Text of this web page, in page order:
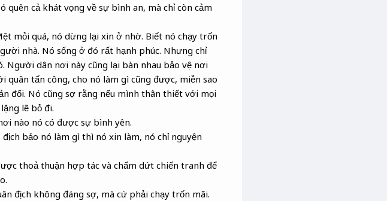
cả khát vọng về sự bình an, mà chỉ còn cảm
mỏi quá, nó dừng lại xin ở nhờ. Biết nó chạy trốn
nhà. Nó sống ở đó rất hạnh phúc. Nhưng chỉ
Người dân nơi này cũng lại bàn nhau bảo vệ nơi
tấn công, cho nó làm gì cũng được, miễn sao
đối. Nó cũng sợ rằng nếu mình thân thiết với mọi
lẽ bỏ đi.
nào nó có được sự bình yên.
bảo nó làm gì thì nó xin làm, nó chỉ nguyện
thoả thuận hợp tác và chấm dứt chiến tranh để
địch không đáng sợ, mà cứ phải chạy trốn mãi.